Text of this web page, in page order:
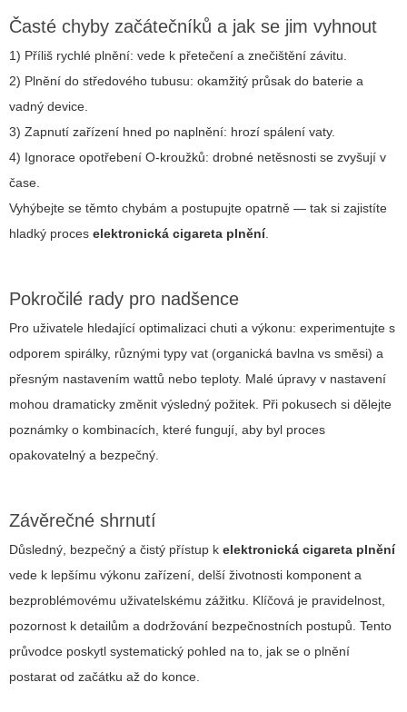
Časté chyby začátečníků a jak se jim vyhnout
1) Příliš rychlé plnění: vede k přetečení a znečištění závitu.
2) Plnění do středového tubusu: okamžitý průsak do baterie a
vadný device.
3) Zapnutí zařízení hned po naplnění: hrozí spálení vaty.
4) Ignorace opotřebení O-kroužků: drobné netěsnosti se zvyšují v
čase.
Vyhýbejte se těmto chybám a postupujte opatrně — tak si zajistíte
hladký proces elektronická cigareta plnění.
Pokročilé rady pro nadšence
Pro uživatele hledající optimalizaci chuti a výkonu: experimentujte s
odporem spirálky, různými typy vat (organická bavlna vs směsi) a
přesným nastavením wattů nebo teploty. Malé úpravy v nastavení
mohou dramaticky změnit výsledný požitek. Při pokusech si dělejte
poznámky o kombinacích, které fungují, aby byl proces
opakovatelný a bezpečný.
Závěrečné shrnutí
Důsledný, bezpečný a čistý přístup k elektronická cigareta plnění
vede k lepšímu výkonu zařízení, delší životnosti komponent a
bezproblémovému uživatelskému zážitku. Klíčová je pravidelnost,
pozornost k detailům a dodržování bezpečnostních postupů. Tento
průvodce poskytl systematický pohled na to, jak se o plnění
postarat od začátku až do konce.